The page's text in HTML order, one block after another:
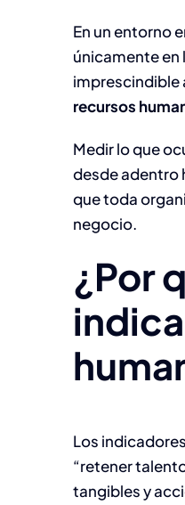
En un entorno
únicamente en
imprescindible
recursos
Medir lo que
desde adentro
que toda
negocio.
¿Por
Los
“retener
tangibles y